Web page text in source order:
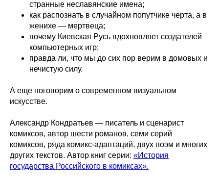
странные неславянские имена;
как распознать в случайном попутчике черта, а в
женихе — мертвеца;
почему Киевская Русь вдохновляет создателей
компьютерных игр;
правда ли, что мы до сих пор верим в домовых и
нечистую силу.
А еще поговорим о современном визуальном
искусстве.
Александр Кондратьев — писатель и сценарист
комиксов, автор шести романов, семи серий
комиксов, ряда комикс-адаптаций, двух поэм и многих
других текстов. Автор книг серии: «История
государства Российского в комиксах».